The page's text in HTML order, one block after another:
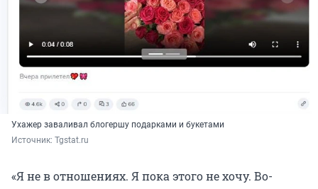
Ухажер заваливал блогершу подарками и букетами
Источник: Tgstat.ru
«Я не в отношениях. Я пока этого не хочу. Во-